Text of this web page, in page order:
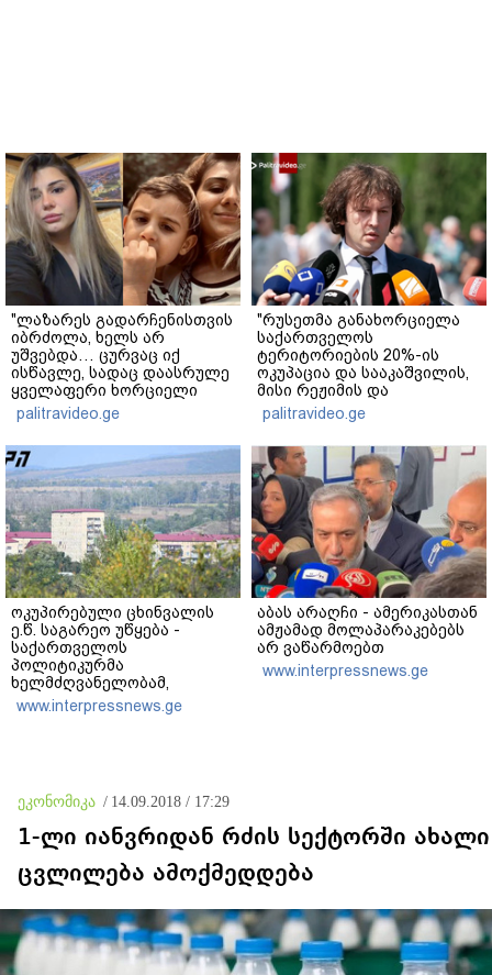
"ლაზარეს გადარჩენისთვის
იბრძოლა, ხელს არ
უშვებდა… ცურვაც იქ
ისწავლე, სადაც დაასრულე
ყველაფერი ხორციელი
ცხოვრებიდან" – რას წერს
ხობში დაღუპული დედა-
შვილის ახლობელი?
palitravideo.ge
"რუსეთმა განახორციელა
საქართველოს
ტერიტორიების 20%-ის
ოკუპაცია და სააკაშვილის,
მისი რეჟიმის და
"ნაცმოძრაობის" ღალატი
ვერანაირად ვერ
გადაფარავს ამ
დანაშაულს" - ირაკლი
კობახიძე
palitravideo.ge
ოკუპირებული ცხინვალის
ე.წ. საგარეო უწყება -
საქართველოს
პოლიტიკურმა
ხელმძღვანელობამ,
ირაკლი კობახიძის სახით,
ოფიციალურად აღიარა
პასუხისმგებლობა უნდა
დაეკისროს ქვეყანას
www.interpressnews.ge
აბას არაღჩი - ამერიკასთან
ამჟამად მოლაპარაკებებს
არ ვაწარმოებთ
www.interpressnews.ge
ეკონომიკა / 14.09.2018 / 17:29
1-ლი იანვრიდან რძის სექტორში ახალი
ცვლილება ამოქმედდება